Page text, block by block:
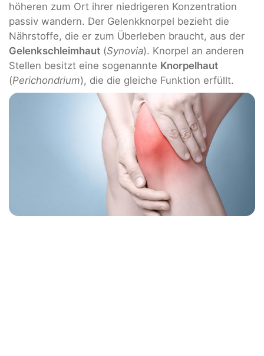
höheren zum Ort ihrer niedrigeren Konzentration
passiv wandern. Der Gelenkknorpel bezieht die
Nährstoffe, die er zum Überleben braucht, aus der
Gelenkschleimhaut (Synovia). Knorpel an anderen
Stellen besitzt eine sogenannte Knorpelhaut
(Perichondrium), die die gleiche Funktion erfüllt.